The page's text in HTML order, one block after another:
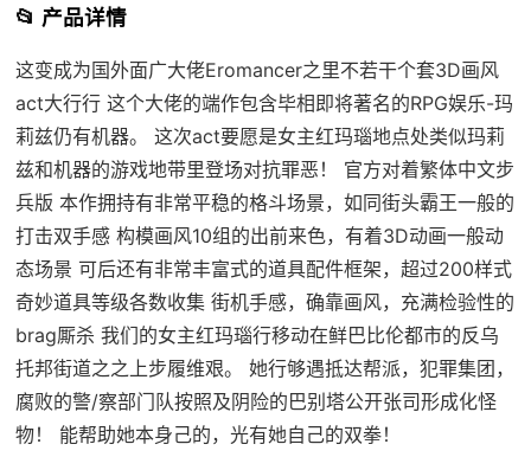
📂 产品详情
这变成为国外面广大佬Eromancer之里不若干个套3D画风
act大行行 这个大佬的端作包含毕相即将著名的RPG娱乐-玛
莉兹仍有机器。 这次act要愿是女主红玛瑙地点处类似玛莉
兹和机器的游戏地带里登场对抗罪恶！ 官方对着繁体中文步
兵版 本作拥持有非常平稳的格斗场景，如同街头霸王一般的
打击双手感 构模画风10组的出前来色，有着3D动画一般动
态场景 可后还有非常丰富式的道具配件框架，超过200样式
奇妙道具等级各数收集 街机手感，确靠画风，充满检验性的
brag厮杀 我们的女主红玛瑙行移动在鲜巴比伦都市的反乌
托邦街道之之上步履维艰。 她行够遇抵达帮派，犯罪集团，
腐败的警/察部门队按照及阴险的巴别塔公开张司形成化怪
物！ 能帮助她本身己的，光有她自己的双拳！